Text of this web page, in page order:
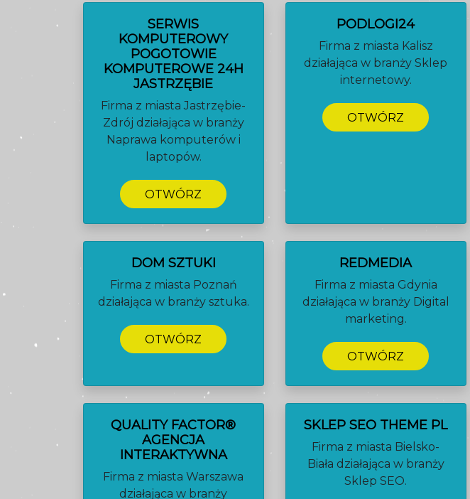
SERWIS
KOMPUTEROWY
POGOTOWIE
KOMPUTEROWE 24H
JASTRZĘBIE
Firma z miasta Jastrzębie-
Zdrój działająca w branży
Naprawa komputerów i
laptopów.
OTWÓRZ
PODLOGI24
Firma z miasta Kalisz
działająca w branży Sklep
internetowy.
OTWÓRZ
DOM SZTUKI
Firma z miasta Poznań
działająca w branży sztuka.
OTWÓRZ
REDMEDIA
Firma z miasta Gdynia
działająca w branży Digital
marketing.
OTWÓRZ
QUALITY FACTOR®
AGENCJA
INTERAKTYWNA
Firma z miasta Warszawa
działająca w branży
SKLEP SEO THEME PL
Firma z miasta Bielsko-
Biała działająca w branży
Sklep SEO.